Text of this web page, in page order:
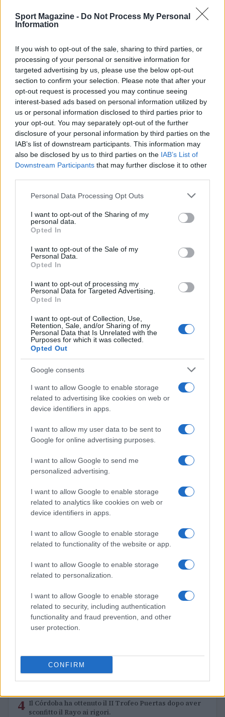
Sport Magazine - Do Not Process My Personal
Information
If you wish to opt-out of the sale, sharing to third parties, or
processing of your personal or sensitive information for
targeted advertising by us, please use the below opt-out
section to confirm your selection. Please note that after your
opt-out request is processed you may continue seeing
interest-based ads based on personal information utilized by
us or personal information disclosed to third parties prior to
your opt-out. You may separately opt-out of the further
disclosure of your personal information by third parties on the
IAB’s list of downstream participants. This information may
also be disclosed by us to third parties on the IAB’s List of
Downstream Participants that may further disclose it to other
Please note that this website/app uses one or more Google
not limited to your visit or usage behaviour. You may click to
grant or deny consent to Google and its third-party tags to
use your data for below specified purposes in below Google
consent section.
Personal Data Processing Opt Outs
I want to opt-out of the Sharing of my
personal data.
Opted In
I want to opt-out of the Sale of my
Personal Data.
Opted In
I want to opt-out of processing my
Personal Data for Targeted Advertising.
Opted In
I want to opt-out of Collection, Use,
Retention, Sale, and/or Sharing of my
Personal Data that Is Unrelated with the
Purposes for which it was collected.
Opted Out
Google consents
I want to allow Google to enable storage
related to advertising like cookies on web or
device identifiers in apps.
I want to allow my user data to be sent to
Google for online advertising purposes.
I want to allow Google to send me
personalized advertising.
I want to allow Google to enable storage
related to analytics like cookies on web or
device identifiers in apps.
I want to allow Google to enable storage
related to functionality of the website or app.
I want to allow Google to enable storage
related to personalization.
I want to allow Google to enable storage
related to security, including authentication
functionality and fraud prevention, and other
user protection.
CONFIRM
NOTIZIE
Scoperte carcasse di moto e motori in container
Nuova Zelanda: ondata di freddo eccezionale porta
neve a bassa quota
Francesca Lombardi · 4 Ago 2026
NOTIZIE
Impostazioni telefono e avvisi: ecosistema per
attenzione sana
PIÙ LETTI
XPENG Partner del Teatro del Silenzio 2026: Veicoli
Elettrici e Musica in Sinfonia
Formazza e Valle Antrona
3 Scoperte carcasse di moto e motori in container
destinati al Senegal
4 Il Córdoba ha ottenuto il II Trofeo Puertas dopo aver
sconfitto il Rayo ai rigori.